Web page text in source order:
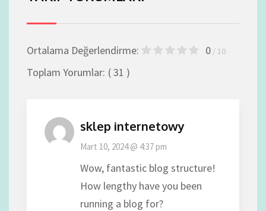
Ortalama Değerlendirme: 0 / 10
Toplam Yorumlar: ( 31 )
sklep internetowy
Mart 10, 2024 @ 4:37 pm
Wow, fantastic blog structure!
How lengthy have you been
running a blog for?